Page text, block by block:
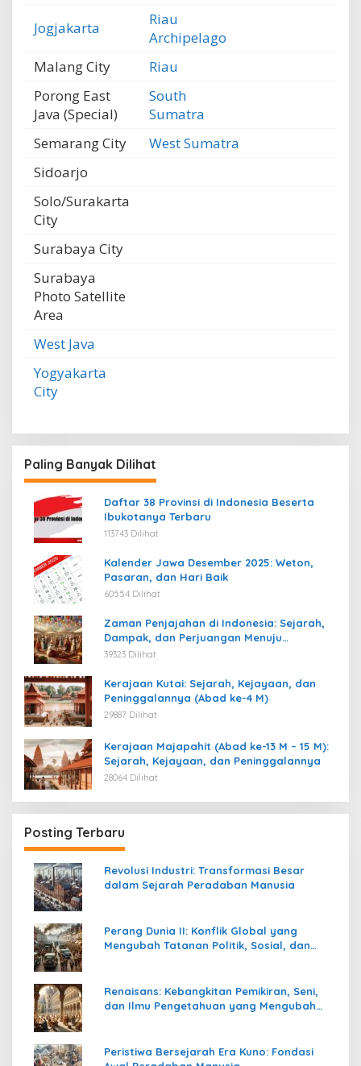
Jogjakarta
Riau
Archipelago
Malang City
Riau
Porong East
Java (Special)
South
Sumatra
Semarang City
West Sumatra
Sidoarjo
Solo/Surakarta
City
Surabaya City
Surabaya
Photo Satellite
Area
West Java
Yogyakarta
City
Paling Banyak Dilihat
Daftar 38 Provinsi di Indonesia Beserta
Ibukotanya Terbaru
113743 Dilihat
Kalender Jawa Desember 2025: Weton,
Pasaran, dan Hari Baik
60554 Dilihat
Zaman Penjajahan di Indonesia: Sejarah,
Dampak, dan Perjuangan Menuju
Kemerdekaan
39323 Dilihat
Kerajaan Kutai: Sejarah, Kejayaan, dan
Peninggalannya (Abad ke-4 M)
29887 Dilihat
Kerajaan Majapahit (Abad ke-13 M – 15 M):
Sejarah, Kejayaan, dan Peninggalannya
28064 Dilihat
Posting Terbaru
Revolusi Industri: Transformasi Besar
dalam Sejarah Peradaban Manusia
Perang Dunia II: Konflik Global yang
Mengubah Tatanan Politik, Sosial, dan
Renaisans: Kebangkitan Pemikiran, Seni,
dan Ilmu Pengetahuan yang Mengubah
Peristiwa Bersejarah Era Kuno: Fondasi